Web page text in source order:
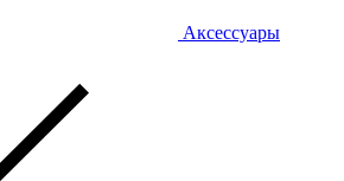
Аксессуары